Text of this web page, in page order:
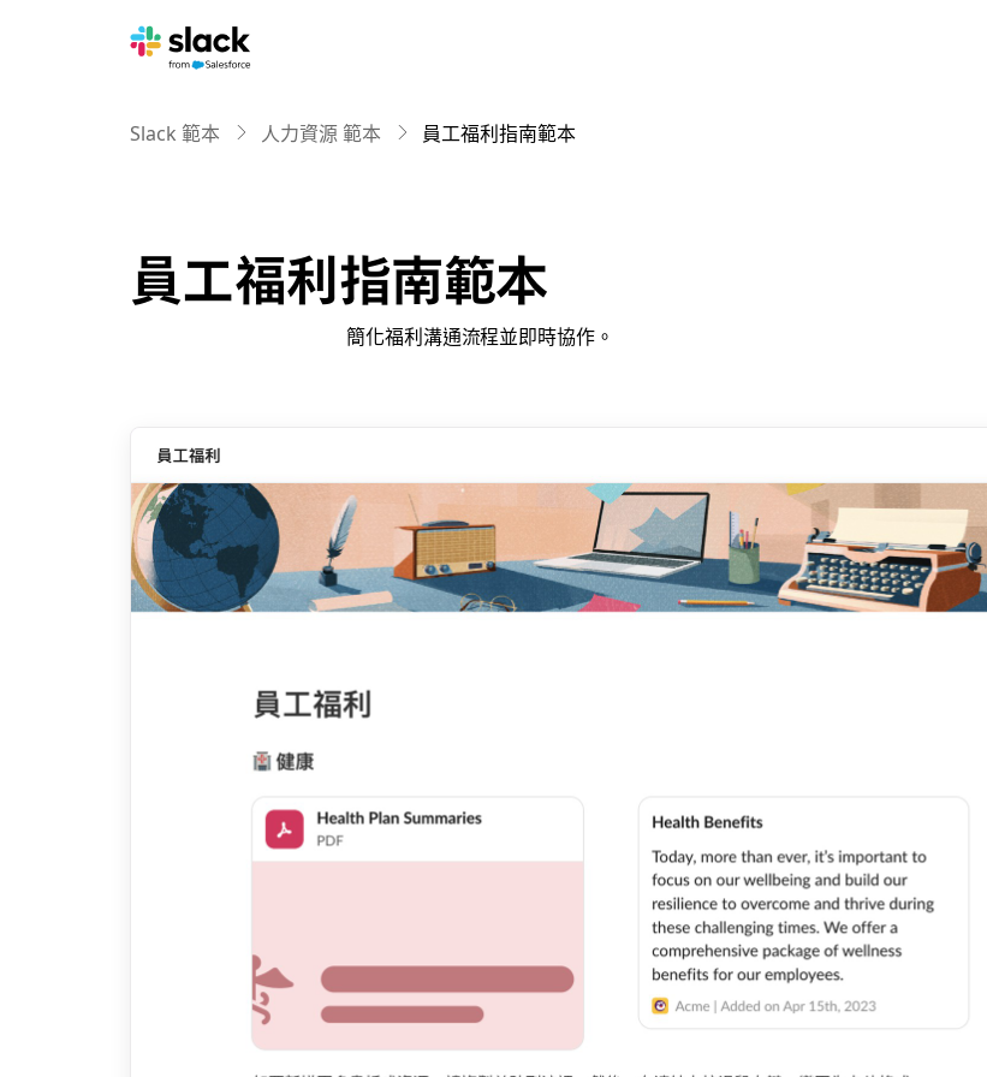
Slack 範本 人力資源 範本 員工福利指南範本
員工福利指南範本
簡化福利溝通流程並即時協作。